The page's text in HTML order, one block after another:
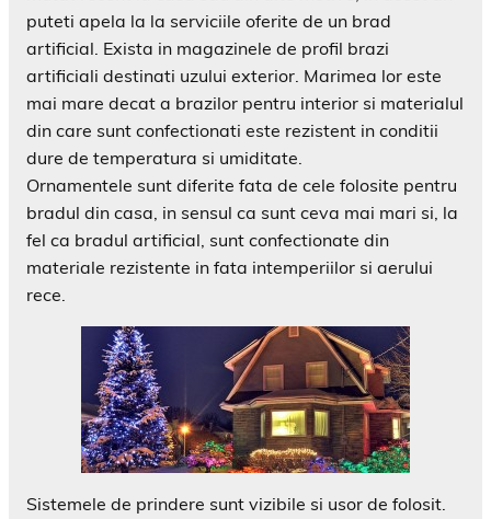
puteti apela la la serviciile oferite de un brad
artificial. Exista in magazinele de profil brazi
artificiali destinati uzului exterior. Marimea lor este
mai mare decat a brazilor pentru interior si materialul
din care sunt confectionati este rezistent in conditii
dure de temperatura si umiditate.
Ornamentele sunt diferite fata de cele folosite pentru
bradul din casa, in sensul ca sunt ceva mai mari si, la
fel ca bradul artificial, sunt confectionate din
materiale rezistente in fata intemperiilor si aerului
rece.
Sistemele de prindere sunt vizibile si usor de folosit.